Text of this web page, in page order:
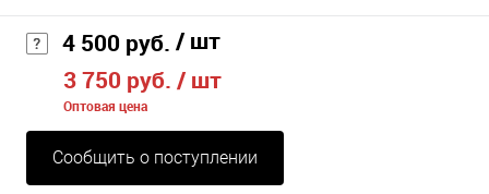
4 500 руб. / шт
3 750 руб. / шт
Оптовая цена
Сообщить о поступлении